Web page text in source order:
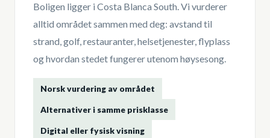
Boligen ligger i Costa Blanca South. Vi vurderer
alltid området sammen med deg: avstand til
strand, golf, restauranter, helsetjenester, flyplass
og hvordan stedet fungerer utenom høysesong.
Norsk vurdering av området
Alternativer i samme prisklasse
Digital eller fysisk visning